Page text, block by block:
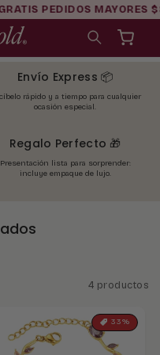
PEDIDOS MAYORES
Carrito
Envío Express 📦
rápido y a tiempo para cualquier
ocasión especial.
Regalo Perfecto 🎁
Presentación lista para sorprender:
incluye empaque de lujo.
4 productos
33%